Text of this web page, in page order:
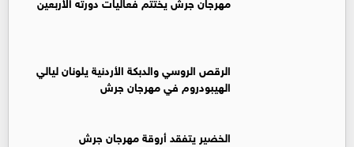
الرقص الروسي والدبكة الأردنية يلونان ليالي
الهيبودروم في مهرجان جرش
الخضير يتفقد أروقة مهرجان جرش